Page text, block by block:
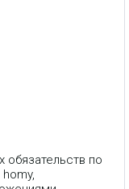
обязательств по